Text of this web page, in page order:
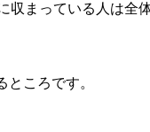
収まっている人は全
ころです。